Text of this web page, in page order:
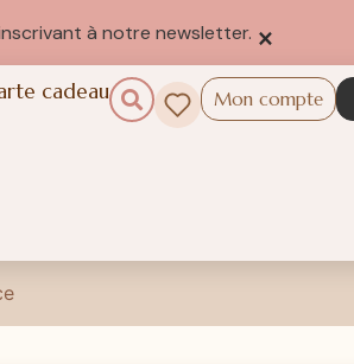
à notre newsletter. ×
cadeau Mon compte